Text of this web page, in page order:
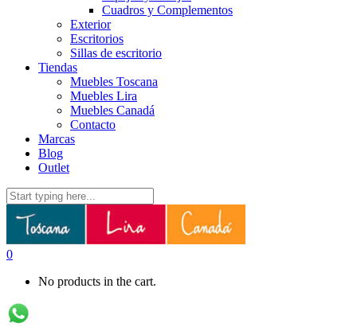
Cuadros y Complementos
Exterior
Escritorios
Sillas de escritorio
Tiendas
Muebles Toscana
Muebles Lira
Muebles Canadá
Contacto
Marcas
Blog
Outlet
0
No products in the cart.